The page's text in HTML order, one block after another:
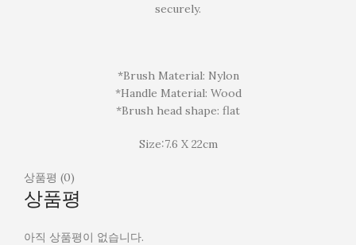
securely.
*Brush Material: Nylon
*Handle Material: Wood
*Brush head shape: flat
Size:7.6 X 22cm
상품평 (0)
상품평
아직 상품평이 없습니다.